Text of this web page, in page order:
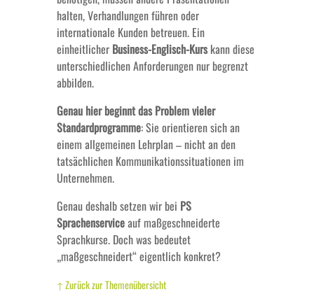
halten, Verhandlungen führen oder
internationale Kunden betreuen. Ein
einheitlicher Business-Englisch-Kurskann diese
unterschiedlichen Anforderungen nur begrenzt
abbilden.
Genau hier beginnt das Problem vieler
Standardprogramme: Sie orientieren sich an
einem allgemeinen Lehrplan – nicht an den
tatsächlichen Kommunikationssituationen im
Unternehmen.
Genau deshalb setzen wir bei PS
Sprachenserviceauf maßgeschneiderte
Sprachkurse. Doch was bedeutet
„maßgeschneidert“ eigentlich konkret?
↑ Zurück zur Themenübersicht